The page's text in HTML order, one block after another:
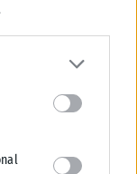
more Google
including but not
to use your data
section.
το
KARFITSA